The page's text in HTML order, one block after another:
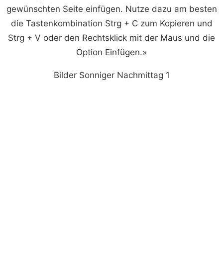
gewünschten Seite einfügen. Nutze dazu am besten
die Tastenkombination Strg + C zum Kopieren und
Strg + V oder den Rechtsklick mit der Maus und die
Option Einfügen.»
Bilder Sonniger Nachmittag 1